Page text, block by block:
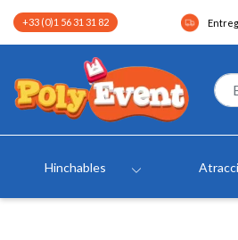
+33 (0)1 56 31 31 82
Hinchables